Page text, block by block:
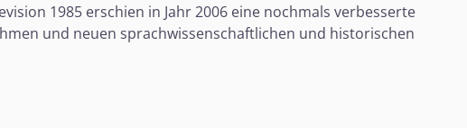
1985 erschien in Jahr 2006 eine nochmals verbesserte
und neuen sprachwissenschaftlichen und historischen